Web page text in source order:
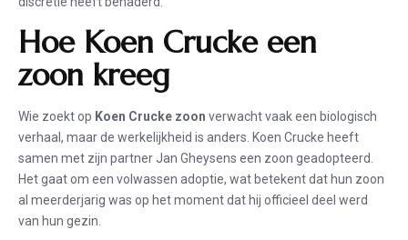
Hoe Koen Crucke een
zoon kreeg
Wie zoekt op Koen Crucke zoon verwacht vaak een biologisch
verhaal, maar de werkelijkheid is anders. Koen Crucke heeft
samen met zijn partner Jan Gheysens een zoon geadopteerd.
Het gaat om een volwassen adoptie, wat betekent dat hun zoon
al meerderjarig was op het moment dat hij officieel deel werd
van hun gezin.